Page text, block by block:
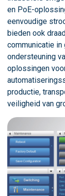
en PoE-
eenvoudige
bieden ook
communicatie
ondersteuning
oplossingen
productie,
veiligheid van